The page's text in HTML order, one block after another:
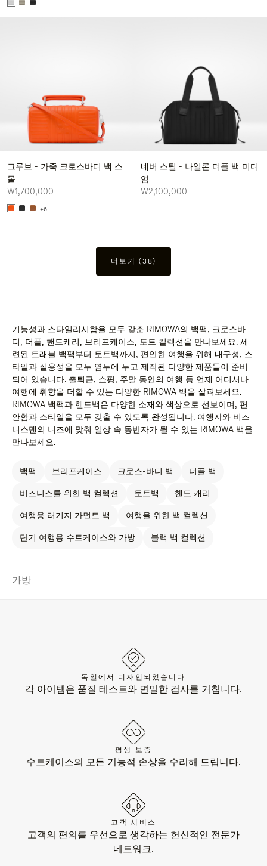
그루브 - 가죽 크로스바디 백 스
몰
₩1,700,000
+6
네버 스틸 - 나일론 더플 백 미디
엄
₩2,100,000
더보기 (38)
기능성과 스타일리시함을 모두 갖춘 RIMOWA의 백팩, 크로스바
디, 더플, 핸드캐리, 브리프케이스, 토트 컬렉션을 만나보세요. 세
련된 트래블 백팩부터 토트백까지, 편안한 여행을 위해 내구성, 스
타일과 실용성을 모두 염두에 두고 제작된 다양한 제품들이 준비
되어 있습니다. 출퇴근, 쇼핑, 주말 동안의 여행 등 언제 어디서나
여행에 취향을 더할 수 있는 다양한 RIMOWA 백을 살펴보세요.
RIMOWA 백팩과 핸드백은 다양한 소재와 색상으로 선보이며, 편
안함과 스타일을 모두 갖출 수 있도록 완성됩니다. 여행자와 비즈
니스맨의 니즈에 맞춰 일상 속 동반자가 될 수 있는 RIMOWA 백을
만나보세요.
백팩 브리프케이스 크로스-바디 백 더플 백
비즈니스를 위한 백 컬렉션 토트백 핸드 캐리
여행용 러기지 가먼트 백 여행을 위한 백 컬렉션
단기 여행용 수트케이스와 가방 블랙 백 컬렉션
가방
독일에서 디자인되었습니다
각 아이템은 품질 테스트와 면밀한 검사를 거칩니다.
평생 보증
수트케이스의 모든 기능적 손상을 수리해 드립니다.
고객 서비스
고객의 편의를 우선으로 생각하는 헌신적인 전문가
네트워크.